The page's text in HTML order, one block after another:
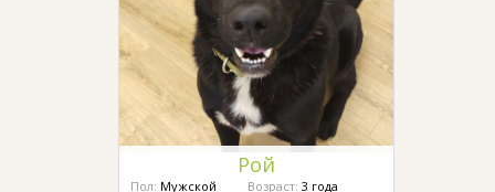
Рой
Пол: Мужской Возраст: 3 года